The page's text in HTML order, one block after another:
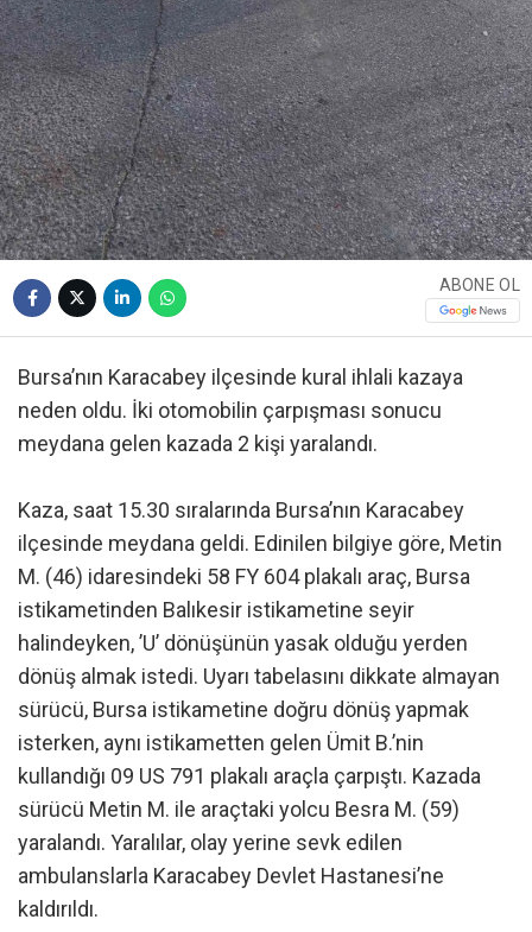
ABONE OL
Bursa’nın Karacabey ilçesinde kural ihlali kazaya
neden oldu. İki otomobilin çarpışması sonucu
meydana gelen kazada 2 kişi yaralandı.
Kaza, saat 15.30 sıralarında Bursa’nın Karacabey
ilçesinde meydana geldi. Edinilen bilgiye göre, Metin
M. (46) idaresindeki 58 FY 604 plakalı araç, Bursa
istikametinden Balıkesir istikametine seyir
halindeyken, ’U’ dönüşünün yasak olduğu yerden
dönüş almak istedi. Uyarı tabelasını dikkate almayan
sürücü, Bursa istikametine doğru dönüş yapmak
isterken, aynı istikametten gelen Ümit B.’nin
kullandığı 09 US 791 plakalı araçla çarpıştı. Kazada
sürücü Metin M. ile araçtaki yolcu Besra M. (59)
yaralandı. Yaralılar, olay yerine sevk edilen
ambulanslarla Karacabey Devlet Hastanesi’ne
kaldırıldı.